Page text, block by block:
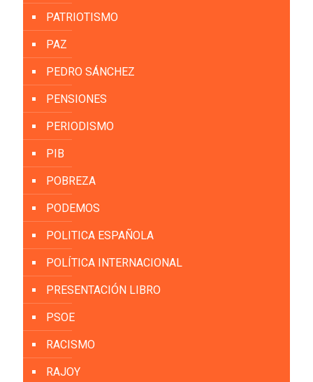
PATRIOTISMO
PAZ
PEDRO SÁNCHEZ
PENSIONES
PERIODISMO
PIB
POBREZA
PODEMOS
POLITICA ESPAÑOLA
POLÍTICA INTERNACIONAL
PRESENTACIÓN LIBRO
PSOE
RACISMO
RAJOY